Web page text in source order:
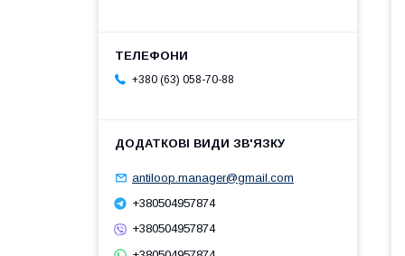
+380 (63) 058-70-88
antiloop.manager@gmail.com
+380504957874
+380504957874